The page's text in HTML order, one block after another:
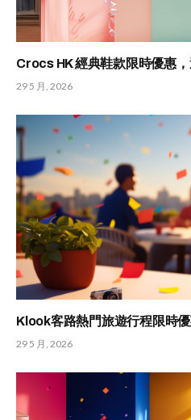
Crocs HK 經典鞋款限時優惠
29 5 月, 2026
Klook客路熱門旅遊行程限時
29 5 月, 2026